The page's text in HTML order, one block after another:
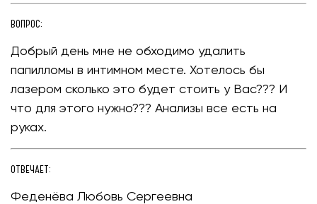
ВОПРОС:
Добрый день мне не обходимо удалить
папилломы в интимном месте. Хотелось бы
лазером сколько это будет стоить у Вас??? И
что для этого нужно??? Анализы все есть на
руках.
ОТВЕЧАЕТ:
Феденёва Любовь Сергеевна